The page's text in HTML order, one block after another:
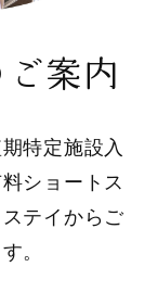
案内
特定施設入
ショートス
テイからご
。